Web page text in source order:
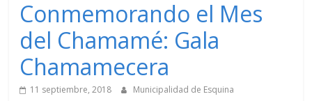
Conmemorando el Mes
del Chamamé: Gala
Chamamecera
11 septiembre, 2018 Municipalidad de Esquina